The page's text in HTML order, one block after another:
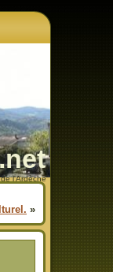
l'Ardèche
»